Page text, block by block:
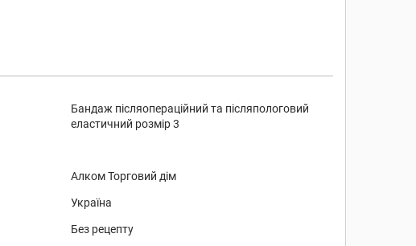
Бандаж післяопераційний та післяпологовий
еластичний розмір 3
Алком Торговий дім
Україна
Без рецепту